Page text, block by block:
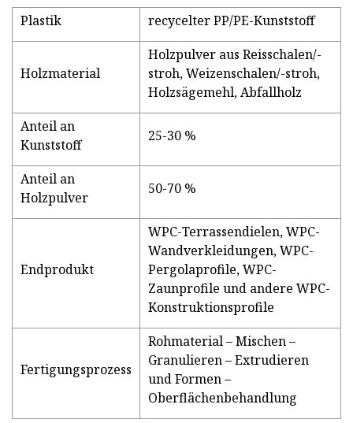
Plastik
recycelter PP/PE-Kunststoff
Holzmaterial
Holzpulver aus Reisschalen/-
stroh, Weizenschalen/-stroh,
Holzsägemehl, Abfallholz
Anteil an
Kunststoff
25-30 %
Anteil an
Holzpulver
50-70 %
Endprodukt
WPC-Terrassendielen, WPC-
Wandverkleidungen, WPC-
Pergolaprofile, WPC-
Zaunprofile und andere WPC-
Konstruktionsprofile
Fertigungsprozess
Rohmaterial – Mischen –
Granulieren – Extrudieren
und Formen –
Oberflächenbehandlung